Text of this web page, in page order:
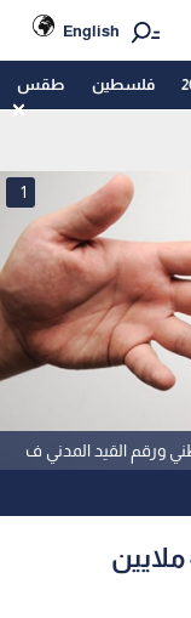
English
فلسطين طقس
ورقم القيد المدني ف
1
الضريبة: صرف الدعم لحوالي 4 ملايين